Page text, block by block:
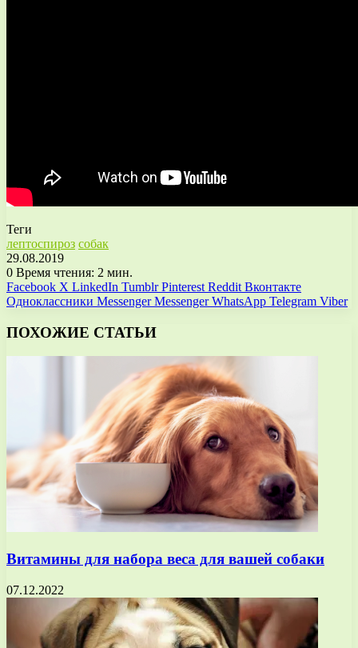
Теги
лептоспироз собак
29.08.2019
0 Время чтения: 2 мин.
Facebook X LinkedIn Tumblr Pinterest Reddit Вконтакте
Одноклассники Messenger Messenger WhatsApp Telegram Viber
ПОХОЖИЕ СТАТЬИ
Витамины для набора веса для вашей собаки
07.12.2022